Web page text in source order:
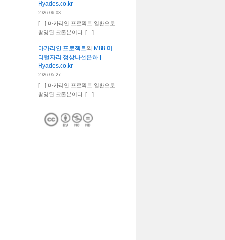
Hyades.co.kr
2026-06-03
[…] 마카리안 프로젝트 일환으로
촬영된 크롭본이다. […]
마카리안 프로젝트의 M88 머
리털자리 정상나선은하 |
Hyades.co.kr
2026-05-27
[…] 마카리안 프로젝트 일환으로
촬영된 크롭본이다. […]